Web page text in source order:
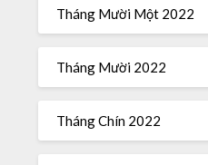
Tháng Mười Một 2022
Tháng Mười 2022
Tháng Chín 2022